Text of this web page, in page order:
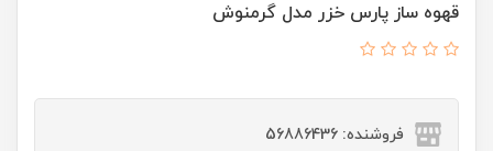
قهوه ساز پارس خزر مدل گرمنوش
فروشنده: 56886436